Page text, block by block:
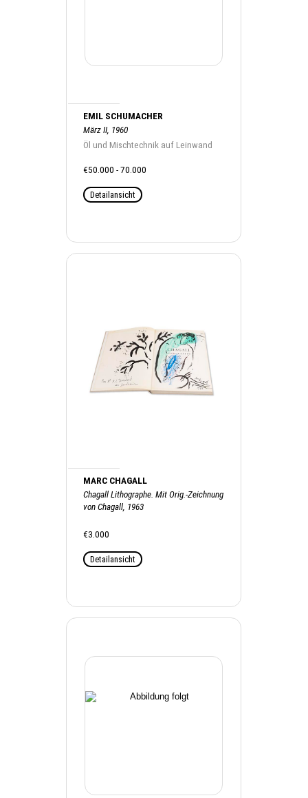
EMIL SCHUMACHER
März II, 1960
Öl und Mischtechnik auf Leinwand
€50.000 - 70.000
Detailansicht
MARC CHAGALL
Chagall Lithographe. Mit Orig.-Zeichnung
von Chagall, 1963
€3.000
Detailansicht